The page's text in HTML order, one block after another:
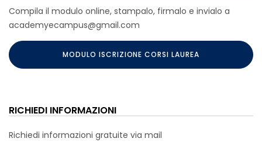
Compila il modulo online, stampalo, firmalo e invialo a
academyecampus@gmail.com
MODULO ISCRIZIONE CORSI LAUREA
RICHIEDI INFORMAZIONI
Richiedi informazioni gratuite via mail